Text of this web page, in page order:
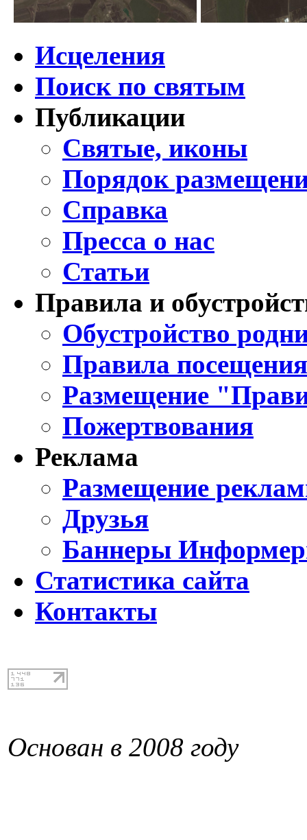
Исцеления
Поиск по святым
Публикации
Святые, иконы
Порядок
Справка
Пресса о нас
Статьи
Правила и
Обустройство
Правила
Размещение
Пожертвования
Реклама
Размещение
Друзья
Баннеры
Статистика сайта
Контакты
Основан в 2008 году